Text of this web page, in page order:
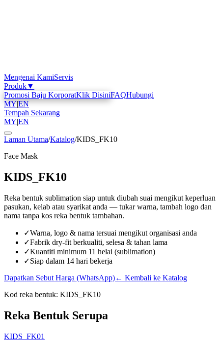
Mengenai KamiServis
Produk▼
Promosi Baju KorporatKlik DisiniFAQHubungi
MY|EN
Tempah Sekarang
MY|EN
Laman Utama/Katalog/KIDS_FK10
Face Mask
KIDS_FK10
Reka bentuk sublimation siap untuk diubah suai mengikut keperluan
pasukan, kelab atau syarikat anda — tukar warna, tambah logo dan
nama tanpa kos reka bentuk tambahan.
✓Warna, logo & nama tersuai mengikut organisasi anda
✓Fabrik dry-fit berkualiti, selesa & tahan lama
✓Kuantiti minimum 11 helai (sublimation)
✓Siap dalam 14 hari bekerja
Dapatkan Sebut Harga (WhatsApp)← Kembali ke Katalog
Kod reka bentuk: KIDS_FK10
Reka Bentuk Serupa
KIDS_FK01